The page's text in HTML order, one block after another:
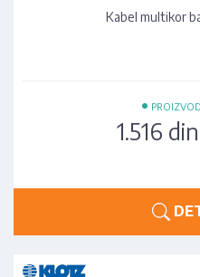
Kabel multikor
•
1.516 din